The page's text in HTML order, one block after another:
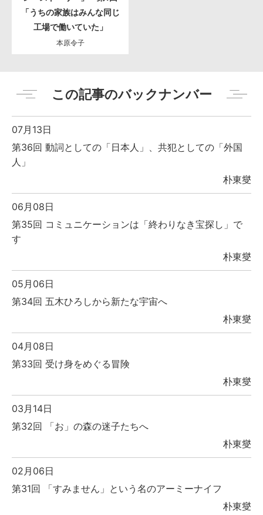
「うちの家族はみんな同じ
工場で働いていた」
本原令子
この記事のバックナンバー
07月13日
第36回 動詞としての「日本人」、共犯としての「外国
人」
朴東燮
06月08日
第35回 コミュニケーションは「終わりなき宝探し」で
す
朴東燮
05月06日
第34回 五木ひろしから新たな宇宙へ
朴東燮
04月08日
第33回 受け身をめぐる冒険
朴東燮
03月14日
第32回 「お」の森の迷子たちへ
朴東燮
02月06日
第31回 「すみません」という名のアーミーナイフ
朴東燮